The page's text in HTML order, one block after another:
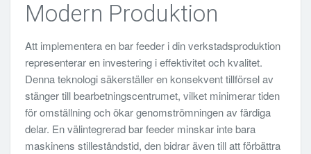
Modern Produktion
Att implementera en bar feeder i din verkstadsproduktion
representerar en investering i effektivitet och kvalitet.
Denna teknologi säkerställer en konsekvent tillförsel av
stänger till bearbetningscentrumet, vilket minimerar tiden
för omställning och ökar genomströmningen av färdiga
delar. En välintegrerad bar feeder minskar inte bara
maskinens stilleståndstid, den bidrar även till att förbättra